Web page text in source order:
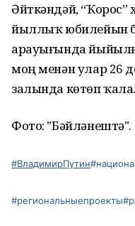
Әйткәндәй,
йыллыҡ юбилейын
арауығында
моң менән улар 26
залында көтөп ҡала.
Фото: "Бәйләнештә".
#ВладимирПутин
#региональныепроекты